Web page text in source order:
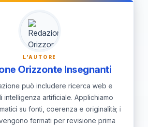
con le autorità e adottare
responsabili per
la rete di prevenzione e
L'AUTORE
Orizzonte Insegnanti
può includere ricerca web e
intelligenza artificiale. Applichiamo
su fonti, coerenza e originalità; i
fermati per revisione prima